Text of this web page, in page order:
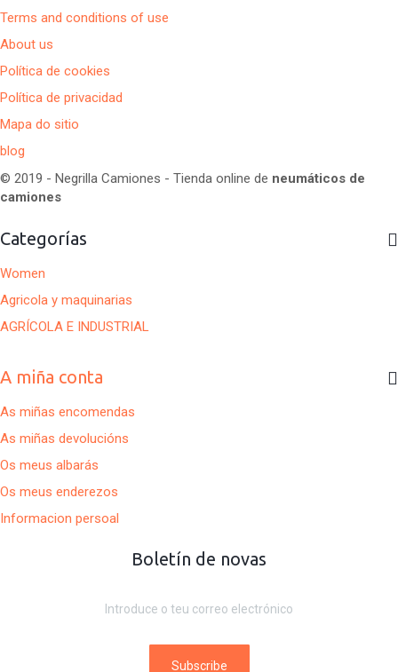
Terms and conditions of use
About us
Política de cookies
Política de privacidad
Mapa do sitio
blog
© 2019 - Negrilla Camiones - Tienda online de neumáticos de
camiones
Categorías
Women
Agricola y maquinarias
AGRÍCOLA E INDUSTRIAL
A miña conta
As miñas encomendas
As miñas devolucións
Os meus albarás
Os meus enderezos
Informacion persoal
Boletín de novas
Subscribe